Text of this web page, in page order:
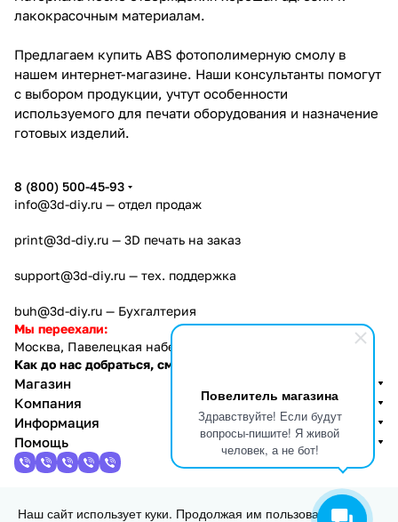
Повелитель магазина
Здравствуйте! Если будут
вопросы-пишите! Я живой
человек, а не бот!
лакокрасочным материалам.
Предлагаем купить ABS фотополимерную смолу в
нашем интернет-магазине. Наши консультанты помогут
с выбором продукции, учтут особенности
используемого для печати оборудования и назначение
готовых изделий.
8 (800) 500-45-93
info@3d-diy.ru — отдел продаж
print@3d-diy.ru — 3D печать на заказ
support@3d-diy.ru — тех. поддержка
buh@3d-diy.ru — Бухгалтерия
Мы переехали:
Москва, Павелецкая набережная, 2с1
Как до нас добраться, см. тут
Магазин
Компания
Информация
Помощь
2013 - 2026 © 3DiY (Тридиай) - интернет-магазин
Наш сайт использует куки. Продолжая им пользоваться, вы